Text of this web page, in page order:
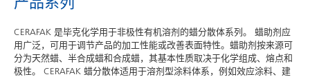
CERAFAK 是毕克化学用于非极性有机溶剂的蜡分散体系列。 蜡助剂应
用广泛，可用于调节产品的加工性能或改善表面特性。蜡助剂按来源可
分为天然蜡、半合成蜡和合成蜡，其基本性质取决于化学组成、熔点和
极性。 CERAFAK 蜡分散体适用于溶剂型涂料体系，例如效应涂料、建